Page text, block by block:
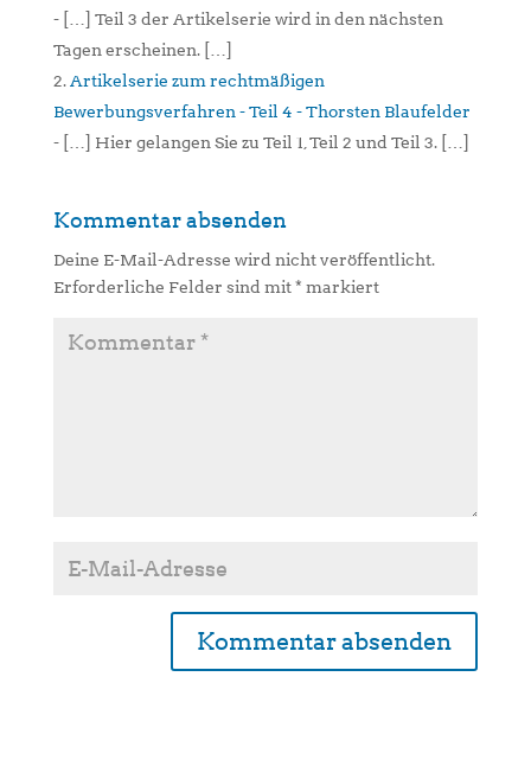
- […] Teil 3 der Artikelserie wird in den nächsten
Tagen erscheinen. […]
Artikelserie zum rechtmäßigen
Bewerbungsverfahren - Teil 4 - Thorsten Blaufelder
- […] Hier gelangen Sie zu Teil 1, Teil 2 und Teil 3. […]
Kommentar absenden
Deine E-Mail-Adresse wird nicht veröffentlicht.
Erforderliche Felder sind mit* markiert